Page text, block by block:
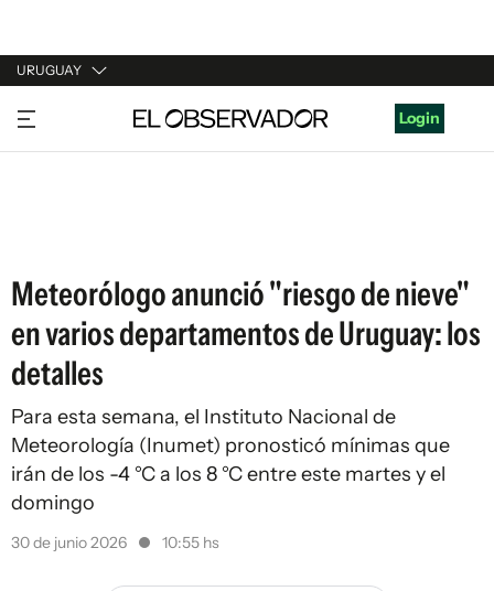
URUGUAY
URUGUAY
ARGENTINA
Login
Meteorólogo anunció "riesgo de nieve"
en varios departamentos de Uruguay: los
detalles
Para esta semana, el Instituto Nacional de
Meteorología (Inumet) pronosticó mínimas que
irán de los -4 °C a los 8 °C entre este martes y el
domingo
30 de junio 2026 10:55 hs